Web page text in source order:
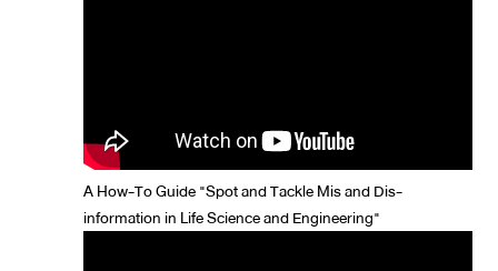
A How-To Guide "Spot and Tackle Mis and Dis-
information in Life Science and Engineering"